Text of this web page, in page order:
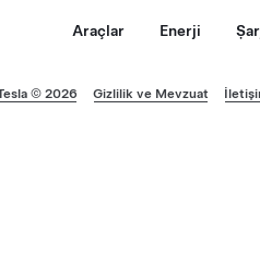
Araçlar Enerji
© 2026 Gizlilik ve Mevzuat